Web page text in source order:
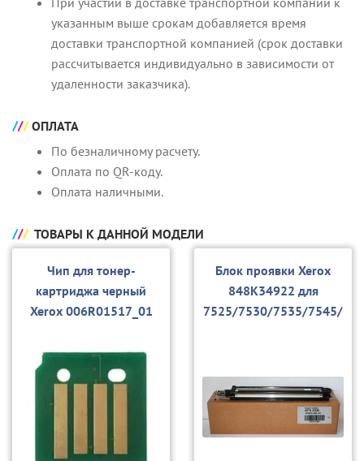
указанным выше срокам добавляется время
доставки транспортной компанией (срок доставки
рассчитывается индивидуально в зависимости от
удаленности заказчика).
ОПЛАТА
По безналичному расчету.
Оплата по QR-коду.
Оплата наличными.
ТОВАРЫ К ДАННОЙ МОДЕЛИ
Чип для тонер-
картриджа черный
Xerox 006R01517_01
7525/7530/7535/7545/
7556
Блок проявки Xerox
848K34922 для
7525/7530/7535/7545/